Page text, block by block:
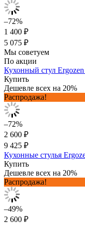
–72%
1 400 ₽
5 075 ₽
Мы советуем
По акции
Кухонный стул
Купить
Дешевле всех на 20%
Распродажа!
–72%
2 600 ₽
9 425 ₽
Кухонные стулья
Купить
Дешевле всех на 20%
Распродажа!
–49%
2 600 ₽